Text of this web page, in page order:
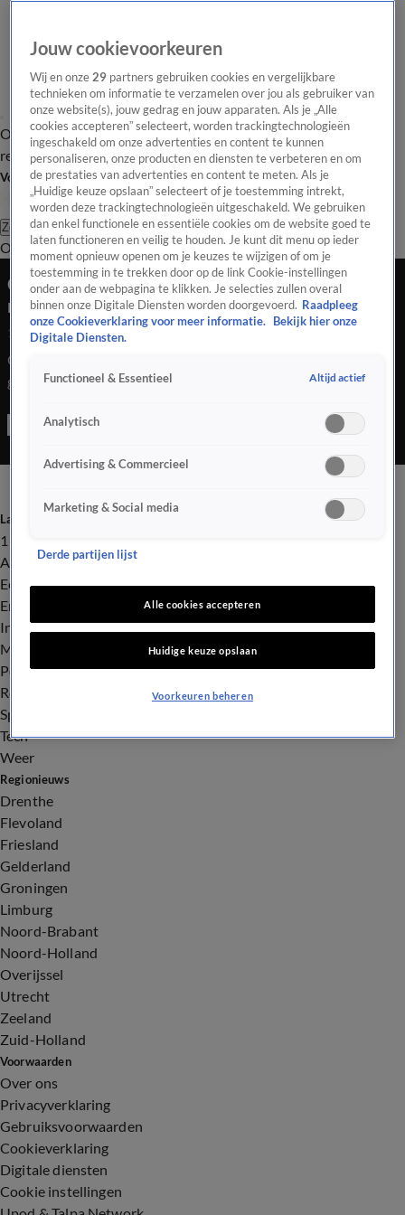
Overzicht Laatste nieuws Regionieuws Het beste van Hart
Tip de
redactie
Volg Hart van Nederland
Zoeken
OverzichtRegioUitzendingenWeerTip de redactiePanelVideo's
QR-code bij twee derde Nederlanders niet of
nauwelijks gecheckt
13 okt 2021, 23:23
QR-code bij twee derde Nederlanders niet of nauwelijks
gecheckt
Laatste nieuws
112
Advies & Tips
Economie
Entertainment
Infrastructuur
Milieu en Gezondheid
Politiek
Royalty
Sport
Tech
Weer
Regionieuws
Drenthe
Flevoland
Friesland
Gelderland
Groningen
Limburg
Noord-Brabant
Noord-Holland
Overijssel
Utrecht
Zeeland
Zuid-Holland
Voorwaarden
Over ons
Privacyverklaring
Gebruiksvoorwaarden
Cookieverklaring
Digitale diensten
Cookie instellingen
Jouw cookievoorkeuren
Wij en onze29 partners gebruiken cookies en vergelijkbare
technieken om informatie te verzamelen over jou als gebruiker van
onze website(s), jouw gedrag en jouw apparaten. Als je „Alle
cookies accepteren” selecteert, worden trackingtechnologieën
ingeschakeld om onze advertenties en content te kunnen
personaliseren, onze producten en diensten te verbeteren en om
de prestaties van advertenties en content te meten. Als je
„Huidige keuze opslaan” selecteert of je toestemming intrekt,
worden deze trackingtechnologieën uitgeschakeld. We gebruiken
dan enkel functionele en essentiële cookies om de website goed te
laten functioneren en veilig te houden. Je kunt dit menu op ieder
moment opnieuw openen om je keuzes te wijzigen of om je
toestemming in te trekken door op de link Cookie-instellingen
onder aan de webpagina te klikken. Je selecties zullen overal
binnen onze Digitale Diensten worden doorgevoerd. Raadpleeg
onze Cookieverklaring voor meer informatie.
Bekijk hier onze
Digitale Diensten.
Functioneel & Essentieel Altijd actief
Analytisch
Advertising & Commercieel
Marketing & Social media
Derde partijen lijst
Alle cookies accepteren
Huidige keuze opslaan
Voorkeuren beheren